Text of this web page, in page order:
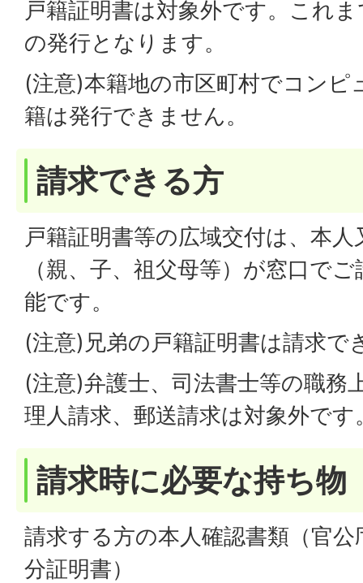
戸籍証明書は対象外です。これ
の発行となります。
(注意)本籍地の市区町村でコン
籍は発行できません。
請求できる方
戸籍証明書等の広域交付は、本
（親、子、祖父母等）が窓口で
能です。
(注意)兄弟の戸籍証明書は請求で
(注意)弁護士、司法書士等の職務
理人請求、郵送請求は対象外です
請求時に必要な持ち物
請求する方の本人確認書類（官
分証明書）